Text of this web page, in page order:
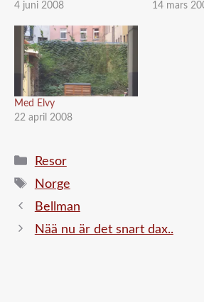
4 juni 2008
14 mars
Med Elvy
22 april 2008
Kategorier
Resor
Etiketter
Norge
Bellman
Nää nu är det snart dax..